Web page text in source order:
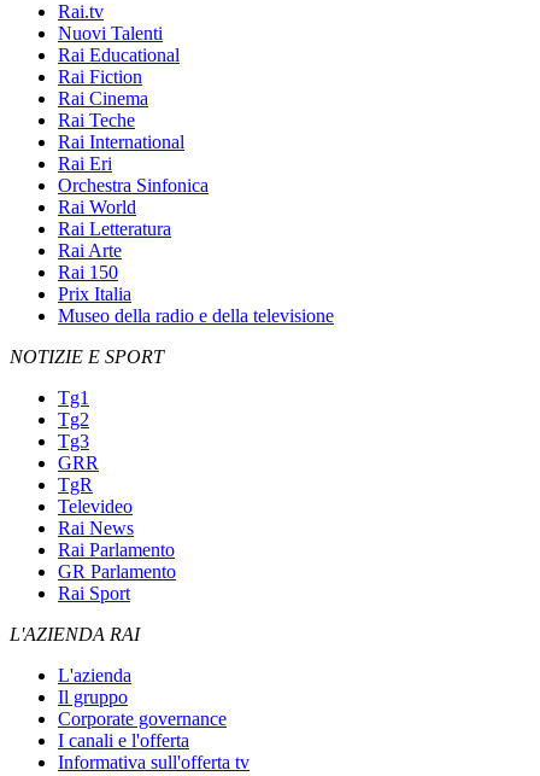
Rai.tv
Nuovi Talenti
Rai Educational
Rai Fiction
Rai Cinema
Rai Teche
Rai International
Rai Eri
Orchestra Sinfonica
Rai World
Rai Letteratura
Rai Arte
Rai 150
Prix Italia
Museo della radio e della televisione
NOTIZIE E SPORT
Tg1
Tg2
Tg3
GRR
TgR
Televideo
Rai News
Rai Parlamento
GR Parlamento
Rai Sport
L'AZIENDA RAI
L'azienda
Il gruppo
Corporate governance
I canali e l'offerta
Informativa sull'offerta tv